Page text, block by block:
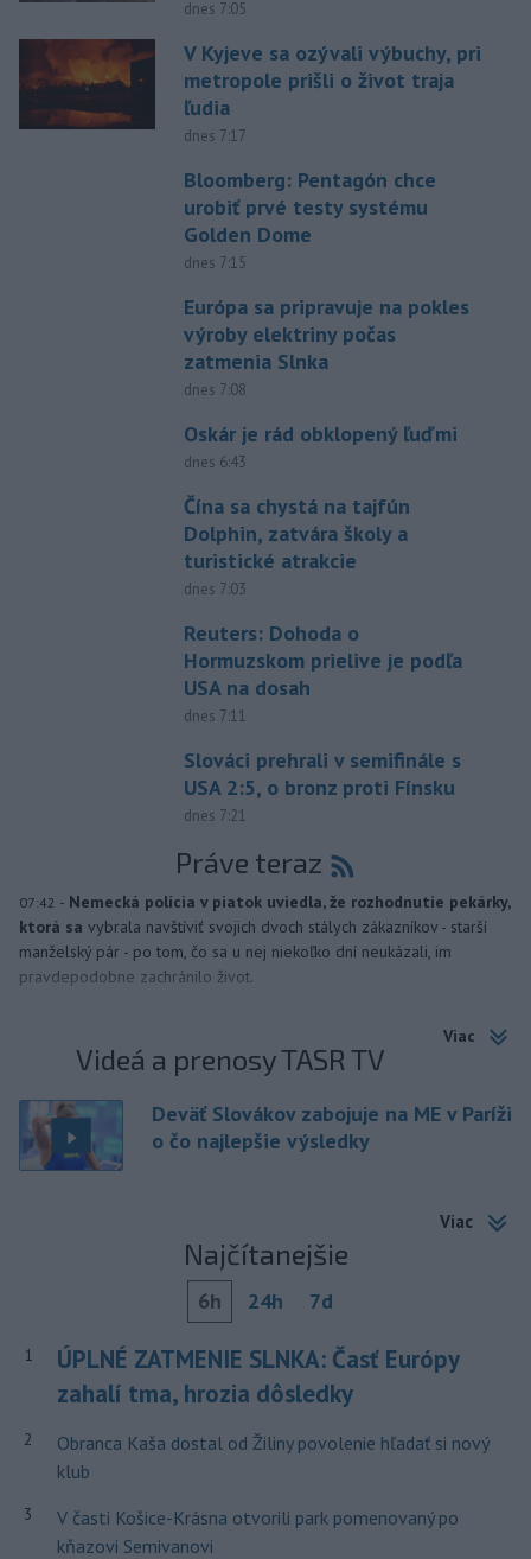
dnes 7:05
V Kyjeve sa ozývali výbuchy, pri
metropole prišli o život traja
ľudia
dnes 7:17
Bloomberg: Pentagón chce
urobiť prvé testy systému
Golden Dome
dnes 7:15
Európa sa pripravuje na pokles
výroby elektriny počas
zatmenia Slnka
dnes 7:08
Oskár je rád obklopený ľuďmi
dnes 6:43
Čína sa chystá na tajfún
Dolphin, zatvára školy a
turistické atrakcie
dnes 7:03
Reuters: Dohoda o
Hormuzskom prielive je podľa
USA na dosah
dnes 7:11
Slováci prehrali v semifinále s
USA 2:5, o bronz proti Fínsku
dnes 7:21
Práve teraz
07:42 - Nemecká polícia v piatok uviedla, že rozhodnutie pekárky,
ktorá sa vybrala navštíviť svojich dvoch stálych zákazníkov - starší
manželský pár - po tom, čo sa u nej niekoľko dní neukázali, im
pravdepodobne zachránilo život.
Viac
Videá a prenosy TASR TV
Deväť Slovákov zabojuje na ME v Paríži
o čo najlepšie výsledky
Viac
Najčítanejšie
6h 24h 7d
1
ÚPLNÉ ZATMENIE SLNKA: Časť Európy
zahalí tma, hrozia dôsledky
2
Obranca Kaša dostal od Žiliny povolenie hľadať si nový
klub
3
V časti Košice-Krásna otvorili park pomenovaný po
kňazovi Semivanovi